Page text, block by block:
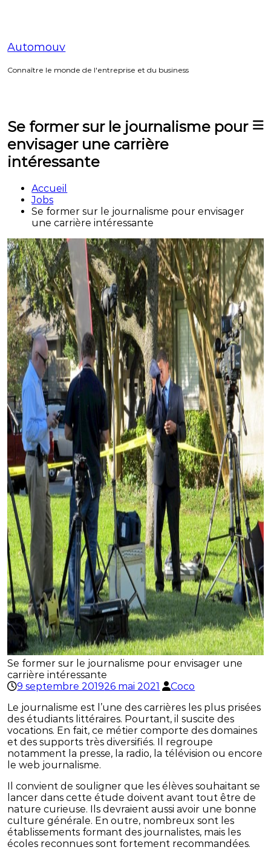
Automouv
Connaître le monde de l'entreprise et du business
Se former sur le journalisme pour
envisager une carrière
intéressante
Accueil
Jobs
Se former sur le journalisme pour envisager
une carrière intéressante
Se former sur le journalisme pour envisager une
carrière intéressante
9 septembre 201926 mai 2021
Coco
Le journalisme est l’une des carrières les plus prisées
des étudiants littéraires. Pourtant, il suscite des
vocations. En fait, ce métier comporte des domaines
et des supports très diversifiés. Il regroupe
notamment la presse, la radio, la télévision ou encore
le web journalisme.
Il convient de souligner que les élèves souhaitant se
lancer dans cette étude doivent avant tout être de
nature curieuse. Ils devraient aussi avoir une bonne
culture générale. En outre, nombreux sont les
établissements formant des journalistes, mais les
écoles reconnues sont fortement recommandées.